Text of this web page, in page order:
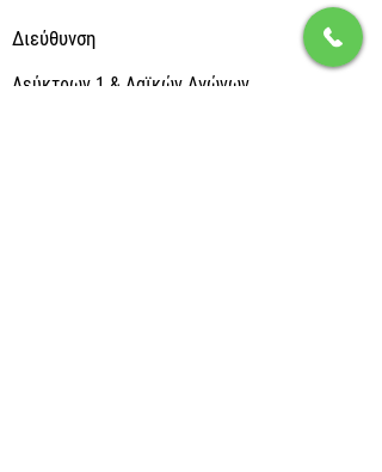
Διεύθυνση
Λεύκτρων 1 & Λαϊκών Αγώνων,